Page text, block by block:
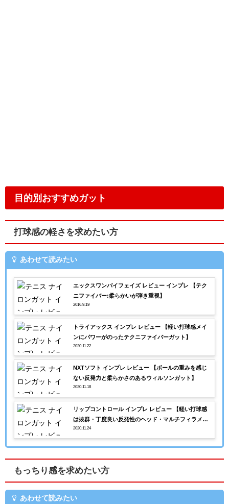
目的別おすすめガット
打球感の軽さを求めたい方
あわせて読みたい
エックスワンバイフェイズ レビュー インプレ 【テク
ニファイバー:柔らかいが弾き重視】
2016.9.19
トライアックス インプレ レビュー 【軽い打球感メイ
ンにパワーがのったテクニファイバーガット】
2020.11.22
NXTソフト インプレ レビュー 【ボールの重みを感じ
ない反発力と柔らかさのあるウィルソンガット】
2020.11.18
リップコントロール インプレ レビュー 【軽い打球感
は抜群・丁度良い反発性のヘッド・マルチフィラメン
ト】
2020.11.24
もっちり感を求めたい方
あわせて読みたい